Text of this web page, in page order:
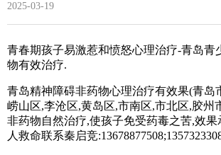
2025-03-19
青春期孩子易激惹和愤怒心理治疗-青岛青
物有效治疗.
青岛精神障碍非药物心理治疗有效果(青岛
崂山区,李沧区,黄岛区,市南区,市北区,胶州
非药物自然治疗,使孩子免受药毒之苦,效果
人救命联系秦启竞